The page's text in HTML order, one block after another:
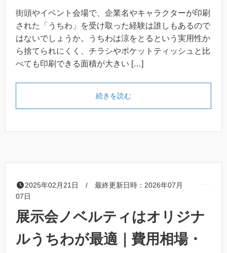
街頭やイベント会場で、企業名やキャラクターが印刷
された「うちわ」を受け取った経験は誰しもあるので
はないでしょうか。うちわは涼をとるという実用性か
ら捨てられにくく、チラシやポケットティッシュと比
べても印刷できる面積が大きい […]
続きを読む「オリジナルうちわとは？販
2025年02月21日 / 最終更新日時：2026年07月
07日
展示会ノベルティはオリジナ
ルうちわが最適｜費用相場・